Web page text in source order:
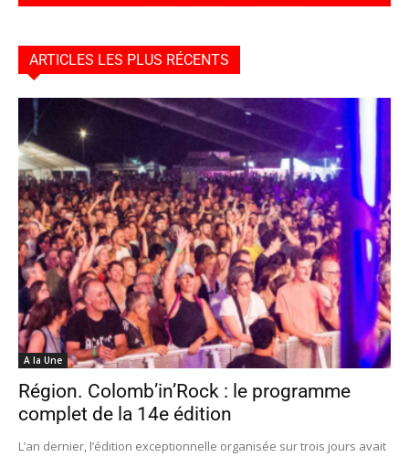
ARTICLES LES PLUS RÉCENTS
A la Une
Région. Colomb’in’Rock : le programme
complet de la 14e édition
L’an dernier, l’édition exceptionnelle organisée sur trois jours avait